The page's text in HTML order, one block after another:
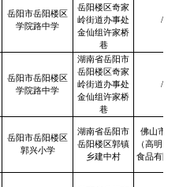
岳阳市岳阳楼区
学院路中学
岳阳楼区奇家
岭街道办事处
金仙组许家桥
巷
/
岳阳市岳阳楼区
学院路中学
湖南省岳阳市
岳阳楼区奇家
岭街道办事处
金仙组许家桥
巷
/
岳阳市岳阳楼区
郭兴小学
湖南省岳阳市
岳阳楼区郭镇
乡建中村
佛山市海天
（高明）调味
食品有限公司